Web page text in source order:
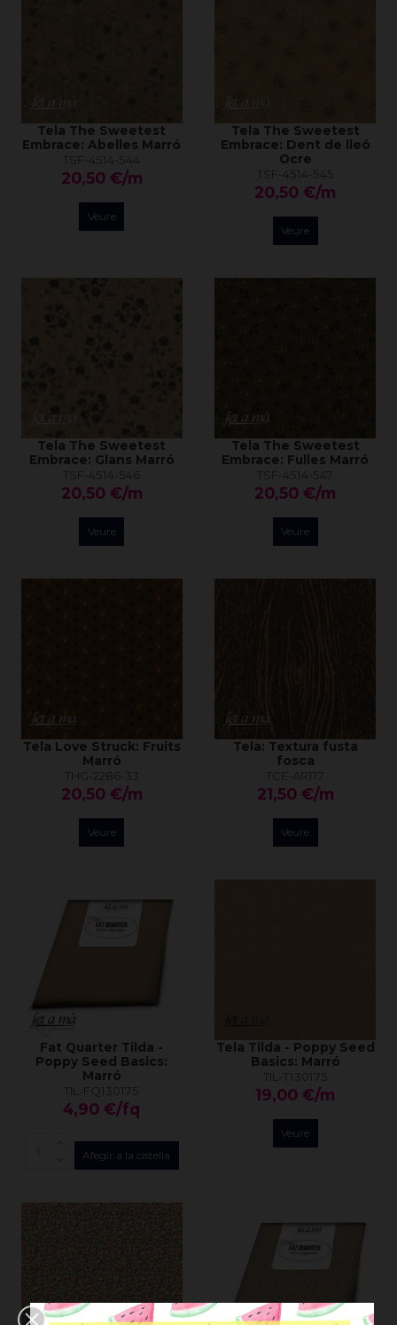
Tela The Sweetest
Embrace: Abelles Marró
TSF-4514-544
20,50 €/m
Veure
Tela The Sweetest
Embrace: Dent de lleó
Ocre
TSF-4514-545
20,50 €/m
Veure
Tela The Sweetest
Embrace: Glans Marró
TSF-4514-546
20,50 €/m
Veure
Tela The Sweetest
Embrace: Fulles Marró
TSF-4514-547
20,50 €/m
Veure
Tela Love Struck: Fruits
Marró
THG-2286-33
20,50 €/m
Veure
Tela: Textura fusta
fosca
TCE-AR117
21,50 €/m
Veure
Fat Quarter Tilda -
Poppy Seed Basics:
Marró
TIL-FQ130175
4,90 €/fq
Afegir a la cistella
Tela Tilda - Poppy Seed
Basics: Marró
TIL-T130175
19,00 €/m
Veure